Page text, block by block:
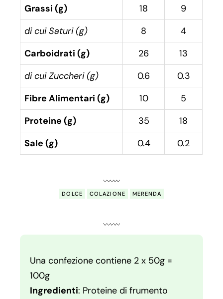
Grassi (g) 18
9
di cui Saturi (g)
8
4
Carboidrati (g)
26
13
di cui Zuccheri (g)
0.6
0.3
Fibre Alimentari (g)
10
5
Proteine (g)
35
18
Sale (g)
0.4 0.2
DOLCE COLAZIONE MERENDA
Una confezione contiene 2 x 50g =
100g
Ingredienti: Proteine di frumento